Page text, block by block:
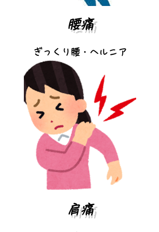
​腰痛
ぎっくり腰・ ヘルニア
足がしびれる
​肩痛